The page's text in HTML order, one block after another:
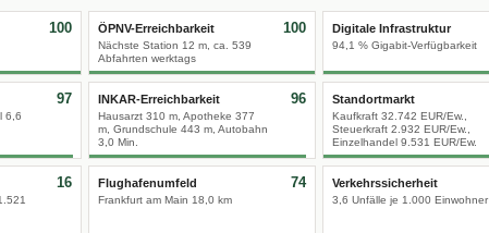
100 ÖPNV-Erreichbarkeit
Nächste Station 12 m, ca. 539
Abfahrten werktags
100 Digitale Infrastruktur
94,1 % Gigabit-Verfügbarkeit
6,6
97 INKAR-Erreichbarkeit
Hausarzt 310 m, Apotheke 377
m, Grundschule 443 m, Autobahn
3,0 Min.
96 Standortmarkt
Kaufkraft 32.742 EUR/Ew.,
Steuerkraft 2.932 EUR/Ew.,
Einzelhandel 9.531 EUR/Ew.
16 Flughafenumfeld
Frankfurt am Main 18,0 km
74 Verkehrssicherheit
3,6 Unfälle je 1.000 Einwohner